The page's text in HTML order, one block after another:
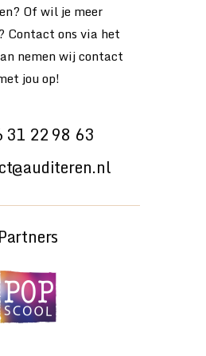
Of wil je meer
Contact ons via het
nemen wij contact
jou op!
22 98 63
Partners